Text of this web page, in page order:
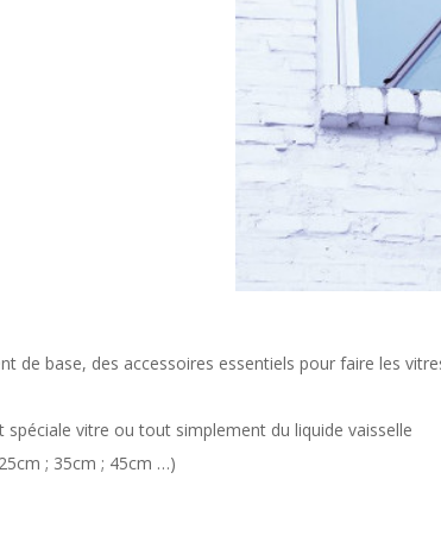
de base, des accessoires essentiels pour faire les
vitre ou tout simplement du liquide vaisselle
; 35cm ; 45cm …)